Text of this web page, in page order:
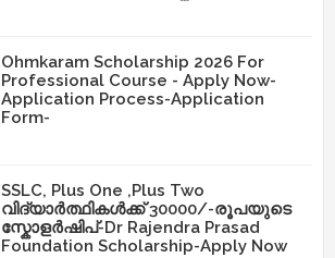
Ohmkaram Scholarship 2026 For
Professional Course - Apply Now-
Application Process-Application
Form-
SSLC, Plus One ,Plus Two
വിദ്യാർത്ഥികൾക്ക് 30000/-രൂപയുടെ
സ്കോളർഷിപ്-Dr Rajendra Prasad
Foundation Scholarship-Apply Now